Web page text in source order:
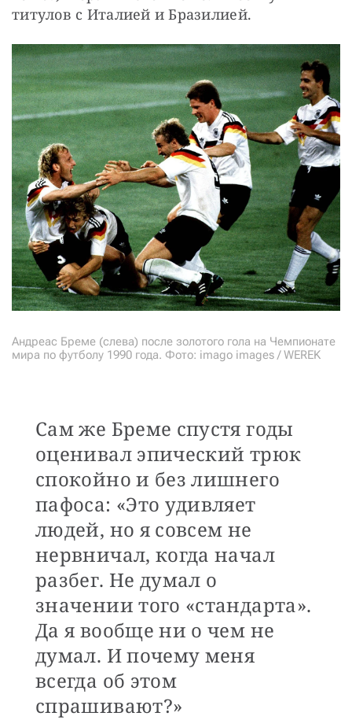
титулов с Италией и Бразилией.
Андреас Бреме (слева) после золотого гола на Чемпионате
мира по футболу 1990 года. Фото: imago images / WEREK
Сам же Бреме спустя годы
оценивал эпический трюк
спокойно и без лишнего
пафоса: «Это удивляет
людей, но я совсем не
нервничал, когда начал
разбег. Не думал о
значении того «стандарта».
Да я вообще ни о чем не
думал. И почему меня
всегда об этом
спрашивают?»